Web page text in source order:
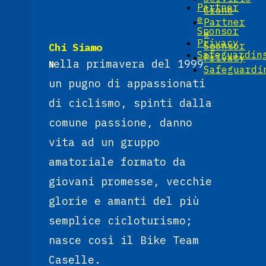
Partner
e
Sponsor
Privacy
Crono
Partner
e
Sponsor
Privacy
Chi Siamo
Nella primavera del 1999
un pugno di appassionati
di ciclismo, spinti dalla
comune passione, danno
vita ad un gruppo
amatoriale formato da
giovani promesse, vecchie
glorie e amanti del più
semplice cicloturismo;
nasce così il Bike Team
Caselle.